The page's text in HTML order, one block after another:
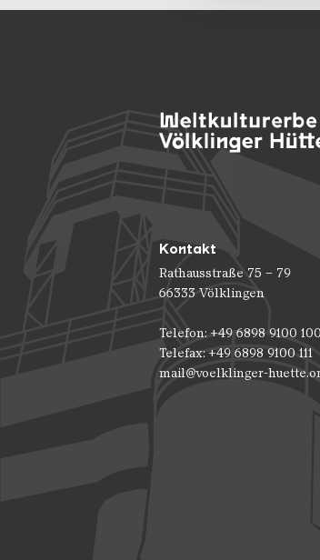
Kontakt
Rathausstraße 75 – 79
66333 Völklingen
Telefon: +49 6898 9100 100
Telefax: +49 6898 9100 111
mail@voelklinger-